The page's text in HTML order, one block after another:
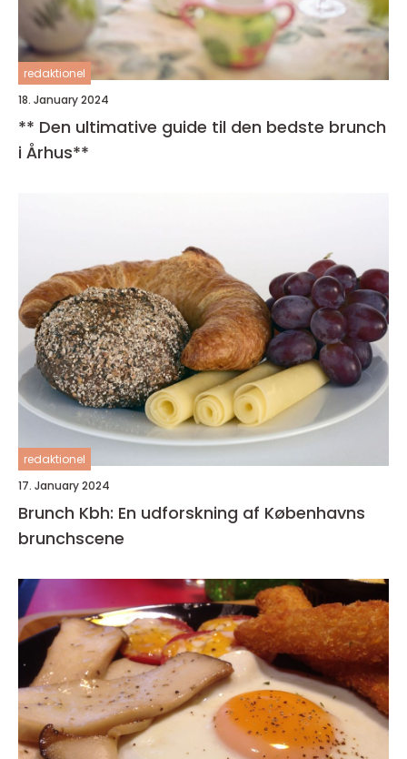
redaktionel
18. January 2024
** Den ultimative guide til den bedste brunch
i Århus**
redaktionel
17. January 2024
Brunch Kbh: En udforskning af Københavns
brunchscene